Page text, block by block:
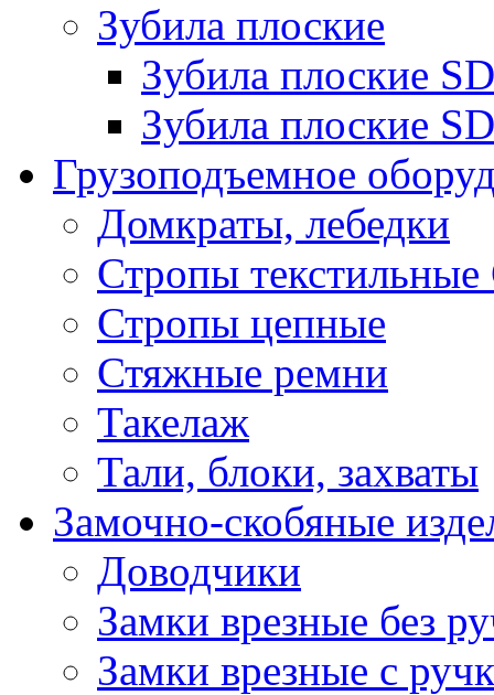
Зубила плоские
Зубила плоские
Зубила плоские
Грузоподъемное
Домкраты, лебедки
Стропы
Стропы цепные
Стяжные ремни
Такелаж
Тали, блоки, захваты
Замочно-скобяные
Доводчики
Замки врезные без
Замки врезные с